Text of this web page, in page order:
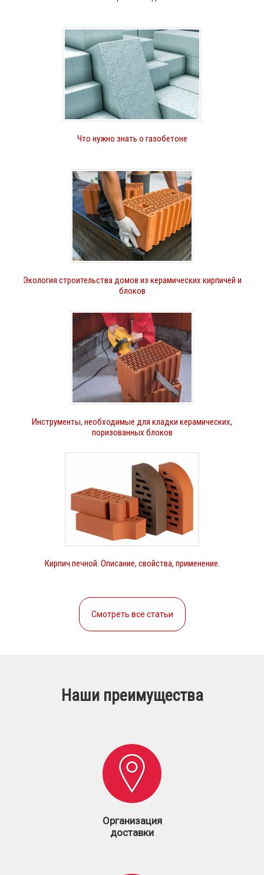
Что нужно знать о газобетоне
Экология строительства домов из керамических кирпичей и
блоков
Инструменты, необходимые для кладки керамических,
поризованных блоков
Кирпич печной. Описание, свойства, применение.
Смотреть все статьи
Наши преимущества
Организация
доставки